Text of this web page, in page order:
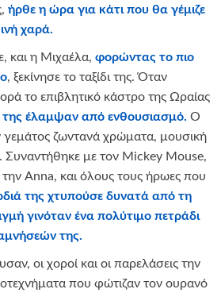
ήρθε η ώρα για κάτι που θα γέμιζε
χαρά.
και η Μιχαέλα, φορώντας το πιο
, ξεκίνησε το ταξίδι της. Όταν
το επιβλητικό κάστρο της Ωραίας
της έλαμψαν από ενθουσιασμό. Ο
ζωντανά χρώματα, μουσική
Συναντήθηκε με τον Mickey Mouse,
Anna, και όλους τους ήρωες που
της χτυπούσε δυνατά από τη
γινόταν ένα πολύτιμο πετράδι
της.
οι χοροί και οι παρελάσεις την
που φώτιζαν τον ουρανό